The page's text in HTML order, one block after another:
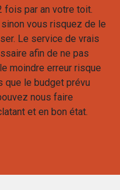
fois par an votre toit.
vous risquez de le
Le service de vrais
afin de ne pas
moindre erreur risque
que le budget prévu
nous faire
et en bon état.